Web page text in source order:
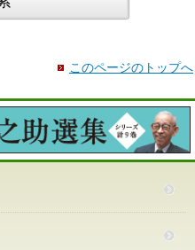
このページのトップへ